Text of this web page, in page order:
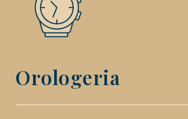
Orologeria